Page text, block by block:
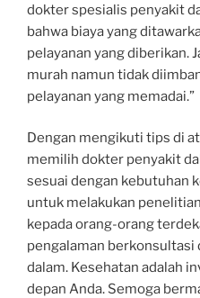
dokter spesialis penyakit
bahwa biaya yang
pelayanan yang diberikan.
murah namun tidak
pelayanan yang memadai.”
Dengan mengikuti tips di
memilih dokter penyakit
sesuai dengan kebutuhan
untuk melakukan
kepada orang-orang
pengalaman
dalam. Kesehatan adalah
depan Anda. Semoga